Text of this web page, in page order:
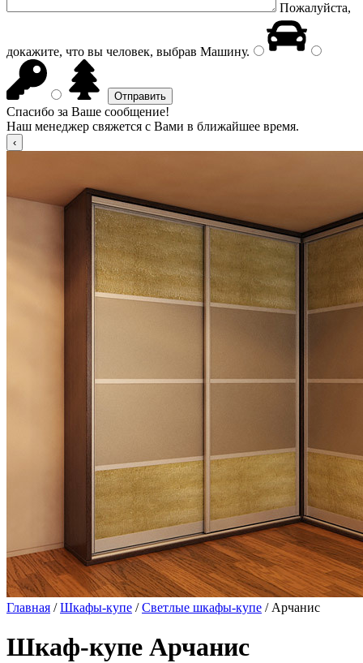
Пожалуйста,
докажите, что вы человек, выбрав Машину.
Спасибо за Ваше сообщение!
Наш менеджер свяжется с Вами в ближайшее время.
Главная /Шкафы-купе /Светлые шкафы-купе / Арчанис
Шкаф-купе Арчанис